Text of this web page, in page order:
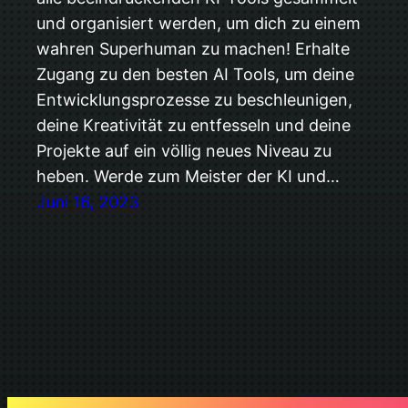
und organisiert werden, um dich zu einem
wahren Superhuman zu machen! Erhalte
Zugang zu den besten AI Tools, um deine
Entwicklungsprozesse zu beschleunigen,
deine Kreativität zu entfesseln und deine
Projekte auf ein völlig neues Niveau zu
heben. Werde zum Meister der KI und…
Juni 16, 2023